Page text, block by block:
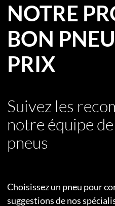
NOTRE
BON
PRIX
Suivez les
notre équipe
pneus
Choisissez un pneu pour
suggestions de nos